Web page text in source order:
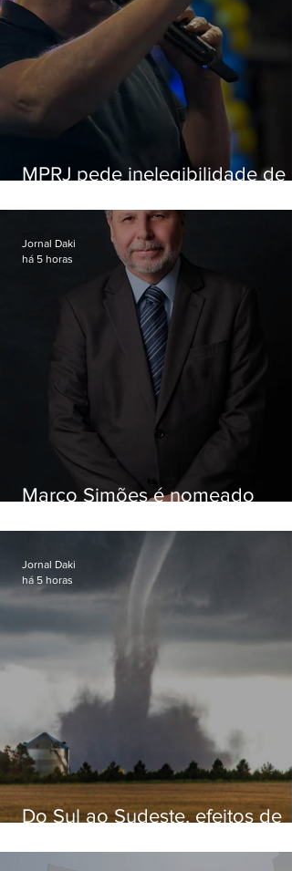
MPRJ pede inelegibilidade de
Marco Simões é nomeado
Jornal Daki
há 5 horas
Do Sul ao Sudeste, efeitos de
apreensão na população
Jornal Daki
há 5 horas